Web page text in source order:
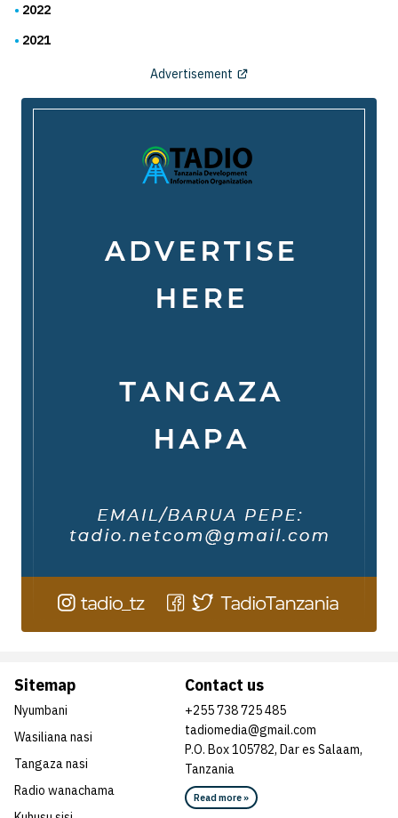
2022
2021
Advertisement
Sitemap
Nyumbani
Wasiliana nasi
Tangaza nasi
Radio wanachama
Contact us
+255 738 725 485
tadiomedia@gmail.com
P.O. Box 105782, Dar es Salaam,
Tanzania
Read more »